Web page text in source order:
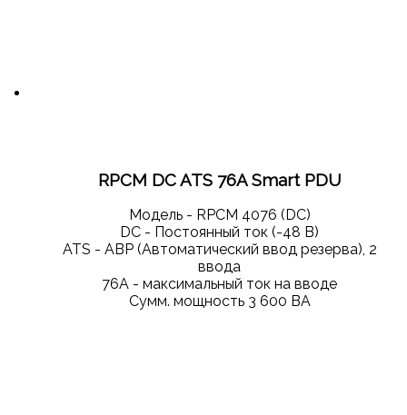
RPCM DC ATS 76A Smart PDU
Модель - RPCM 4076 (DC)
DС - Постоянный ток (-48 В)
ATS - АВР (Автоматический ввод резерва), 2
ввода
76А - максимальный ток на вводе
Сумм. мощность 3 600 ВА